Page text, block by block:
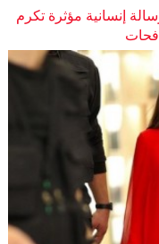
إنسانية مؤثرة تكرم